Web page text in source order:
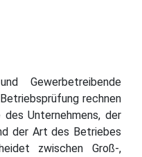
Gewerbetreibende
rechnen
Unternehmens, der
der Art des Betriebes
zwischen Groß-,